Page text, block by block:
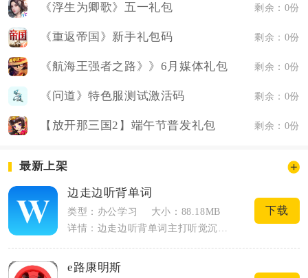
《浮生为卿歌》五一礼包 剩余：0份
《重返帝国》新手礼包码 剩余：0份
《航海王强者之路》》6月媒体礼包 剩余：0份
《问道》特色服测试激活码 剩余：0份
【放开那三国2】端午节普发礼包 剩余：0份
最新上架
边走边听背单词
类型：办公学习
大小：88.18MB
详情：边走边听背单词主打听觉沉浸式单词记忆，以后台音频播放为核心，适配通勤、散步、...
下载
e路康明斯